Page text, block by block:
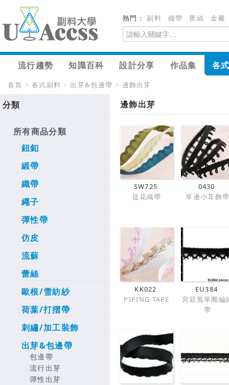
熱門：副料 織帶 蕾絲 金屬
流行趨勢 知識百科 設計分享 作品集 各
首頁 > 各式副料 > 出芽&包邊帶 > 邊飾出芽
分類
所有商品分類
鈕釦
緞帶
織帶
繩子
彈性帶
仿皮
流蘇
蕾絲
歐根/雪紡紗
荷葉/打摺帶
刺繡/加工裝飾
出芽&包邊帶
包邊帶
流行出芽
彈性出芽
邊飾出芽
SW725
提花織帶
0430
單邊小耳飾
KK022
PIPING TAPE
EU384
宮廷風單圈編
帶